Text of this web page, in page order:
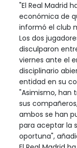
"El Real Madrid
económica de
informó el club
Los dos
disculparon
viernes ante el
disciplinario
entidad en su
"Asimismo, han
sus
ambos se han
para aceptar la
oportuna",